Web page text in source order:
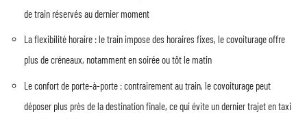
de train réservés au dernier moment
La flexibilité horaire : le train impose des horaires fixes, le covoiturage offre
plus de créneaux, notamment en soirée ou tôt le matin
Le confort de porte-à-porte : contrairement au train, le covoiturage peut
déposer plus près de la destination finale, ce qui évite un dernier trajet en taxi